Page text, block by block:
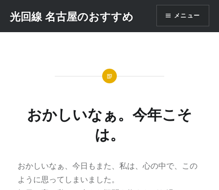
テ
光回線 名古屋のおすすめ メニュー
おかしいなぁ。今年こそ
は。
おかしいなぁ、今日もまた、私は、心の中で、この
ように思ってしまいました。